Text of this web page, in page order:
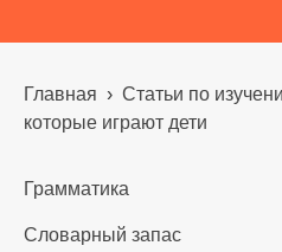
Главная › Статьи по
которые играют дети
Грамматика
Словарный запас